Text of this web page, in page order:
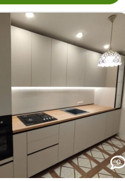
відсутністю ручок на більшості
на нижніх фасадах ручки всеж таки
класичні, брондзові! Незважаючи на
0